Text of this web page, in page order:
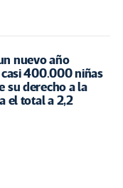
nuevo año
400.000 niñas
su derecho a la
el total a 2,2